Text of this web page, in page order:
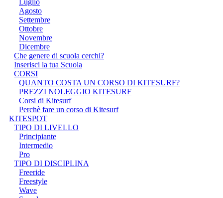
Luglio
Agosto
Settembre
Ottobre
Novembre
Dicembre
Che genere di scuola cerchi?
Inserisci la tua Scuola
CORSI
QUANTO COSTA UN CORSO DI KITESURF?
PREZZI NOLEGGIO KITESURF
Corsi di Kitesurf
Perchè fare un corso di Kitesurf
KITESPOT
TIPO DI LIVELLO
Principiante
Intermedio
Pro
TIPO DI DISCIPLINA
Freeride
Freestyle
Wave